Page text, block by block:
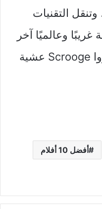
التقنيات
غريبًا وعالميًا آخر
للأشباح الثلاثة الذين زاروا Scrooge عشية
أفضل 10 أفلام